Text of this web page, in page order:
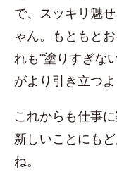
で、スッキリ魅
ゃん。もともと
れも“塗りすぎな
がより引き立つ
これからも仕事
新しいことにも
ね。